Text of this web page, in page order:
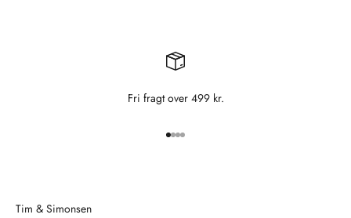
Fri fragt over 499 kr.
Gå til element 1
Gå til element 2
Gå til element 3
Gå til element 4
Tim & Simonsen